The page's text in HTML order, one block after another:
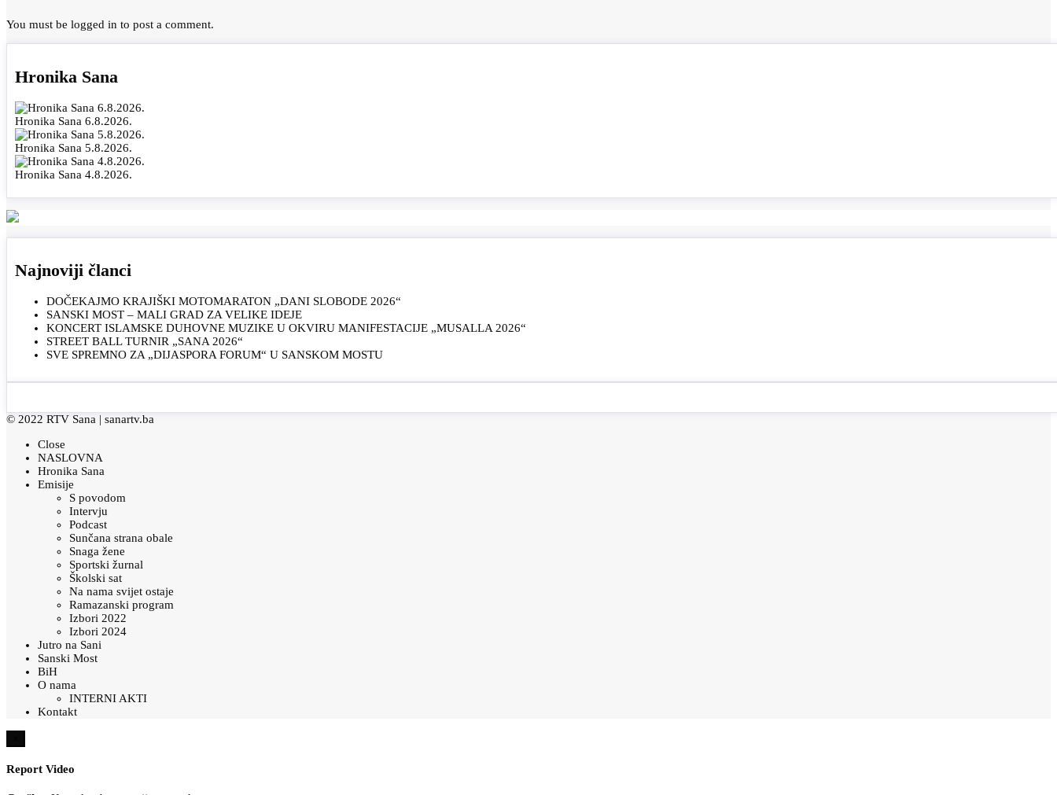
You must be logged in to post a comment.
Hronika Sana
Hronika Sana 6.8.2026.
Hronika Sana 5.8.2026.
Hronika Sana 4.8.2026.
Najnoviji članci
DOČEKAJMO KRAJIŠKI MOTOMARATON „DANI SLOBODE 2026“
SANSKI MOST – MALI GRAD ZA VELIKE IDEJE
KONCERT ISLAMSKE DUHOVNE MUZIKE U OKVIRU MANIFESTACIJE „MUSALLA 2026“
STREET BALL TURNIR „SANA 2026“
SVE SPREMNO ZA „DIJASPORA FORUM“ U SANSKOM MOSTU
© 2022 RTV Sana | sanartv.ba
Close
NASLOVNA
Hronika Sana
Emisije
S povodom
Intervju
Podcast
Sunčana strana obale
Snaga žene
Sportski žurnal
Školski sat
Na nama svijet ostaje
Ramazanski program
Izbori 2022
Izbori 2024
Jutro na Sani
Sanski Most
BiH
O nama
INTERNI AKTI
Kontakt
Report Video